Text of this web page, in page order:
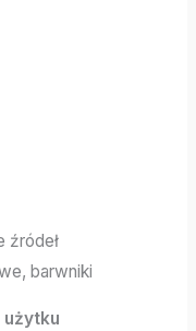
źródeł
barwniki
użytku